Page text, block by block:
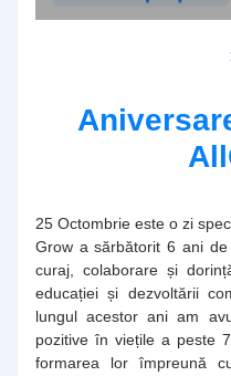
25 Octombrie este o zi
Grow a sărbătorit 6 ani de
curaj, colaborare și
educației și dezvoltării
lungul acestor ani am
pozitive în viețile a peste
formarea lor împreună